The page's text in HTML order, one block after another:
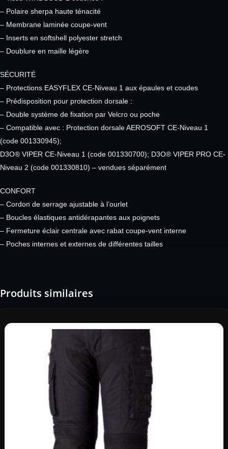
– Polaire sherpa haute ténacité
– Membrane laminée coupe-vent
– Inserts en softshell polyester stretch
– Doublure en maille légère
SÉCURITÉ
– Protections EASYFLEX CE-Niveau 1 aux épaules et coudes
– Prédisposition pour protection dorsale :
– Double système de fixation par Velcro ou poche
– Compatible avec : Protection dorsale AEROSOFT CE-Niveau 1
(code 001330945);
D3O® VIPER CE-Niveau 1 (code 001330700); D3O® VIPER PRO CE-
Niveau 2 (code 001330810) – vendues séparément
CONFORT
– Cordon de serrage ajustable à l’ourlet
– Boucles élastiques antidérapantes aux poignets
– Fermeture éclair centrale avec rabat coupe-vent interne
– Poches internes et externes de différentes tailles
Produits similaires